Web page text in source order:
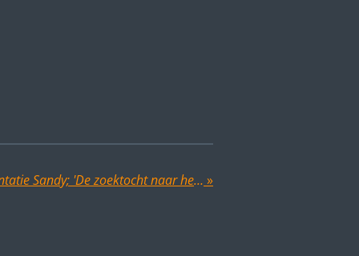
18 november: boekpresentatie Sandy; 'De zoektocht naar het onbekende' »